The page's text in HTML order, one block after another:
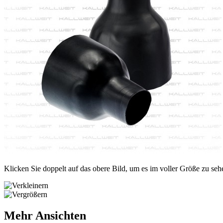
Klicken Sie doppelt auf das obere Bild, um es im voller Größe zu
Mehr Ansichten